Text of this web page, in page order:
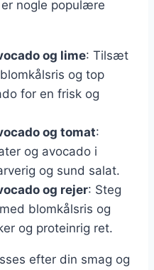
nogle populære
og lime: Tilsæt
og top
for en frisk og
og tomat:
og avocado i
og sund salat.
og rejer: Steg
blomkålsris og
og proteinrig ret.
efter din smag og